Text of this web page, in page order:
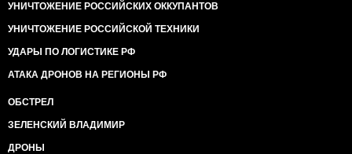
УНИЧТОЖЕНИЕ РОССИЙСКИХ ОККУПАНТОВ
УНИЧТОЖЕНИЕ РОССИЙСКОЙ ТЕХНИКИ
УДАРЫ ПО ЛОГИСТИКЕ РФ
АТАКА ДРОНОВ НА РЕГИОНЫ РФ
ОБСТРЕЛ
ЗЕЛЕНСКИЙ ВЛАДИМИР
ДРОНЫ